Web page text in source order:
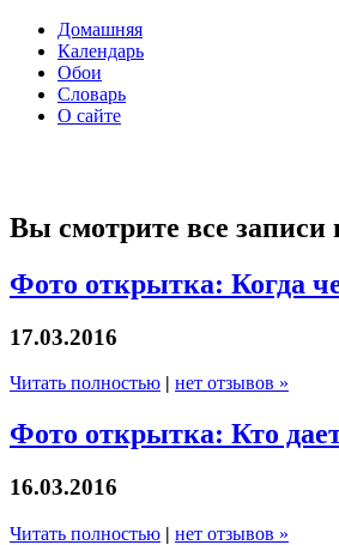
Домашняя
Календарь
Обои
Словарь
О сайте
Вы смотрите все
Фото открытка: Когда
17.03.2016
Читать полностью | нет отзывов »
Фото открытка: Кто
16.03.2016
Читать полностью | нет отзывов »